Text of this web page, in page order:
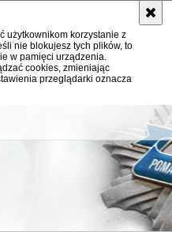
użytkownikom korzystanie z
nie blokujesz tych plików, to
w pamięci urządzenia.
cookies, zmieniając
przeglądarki oznacza